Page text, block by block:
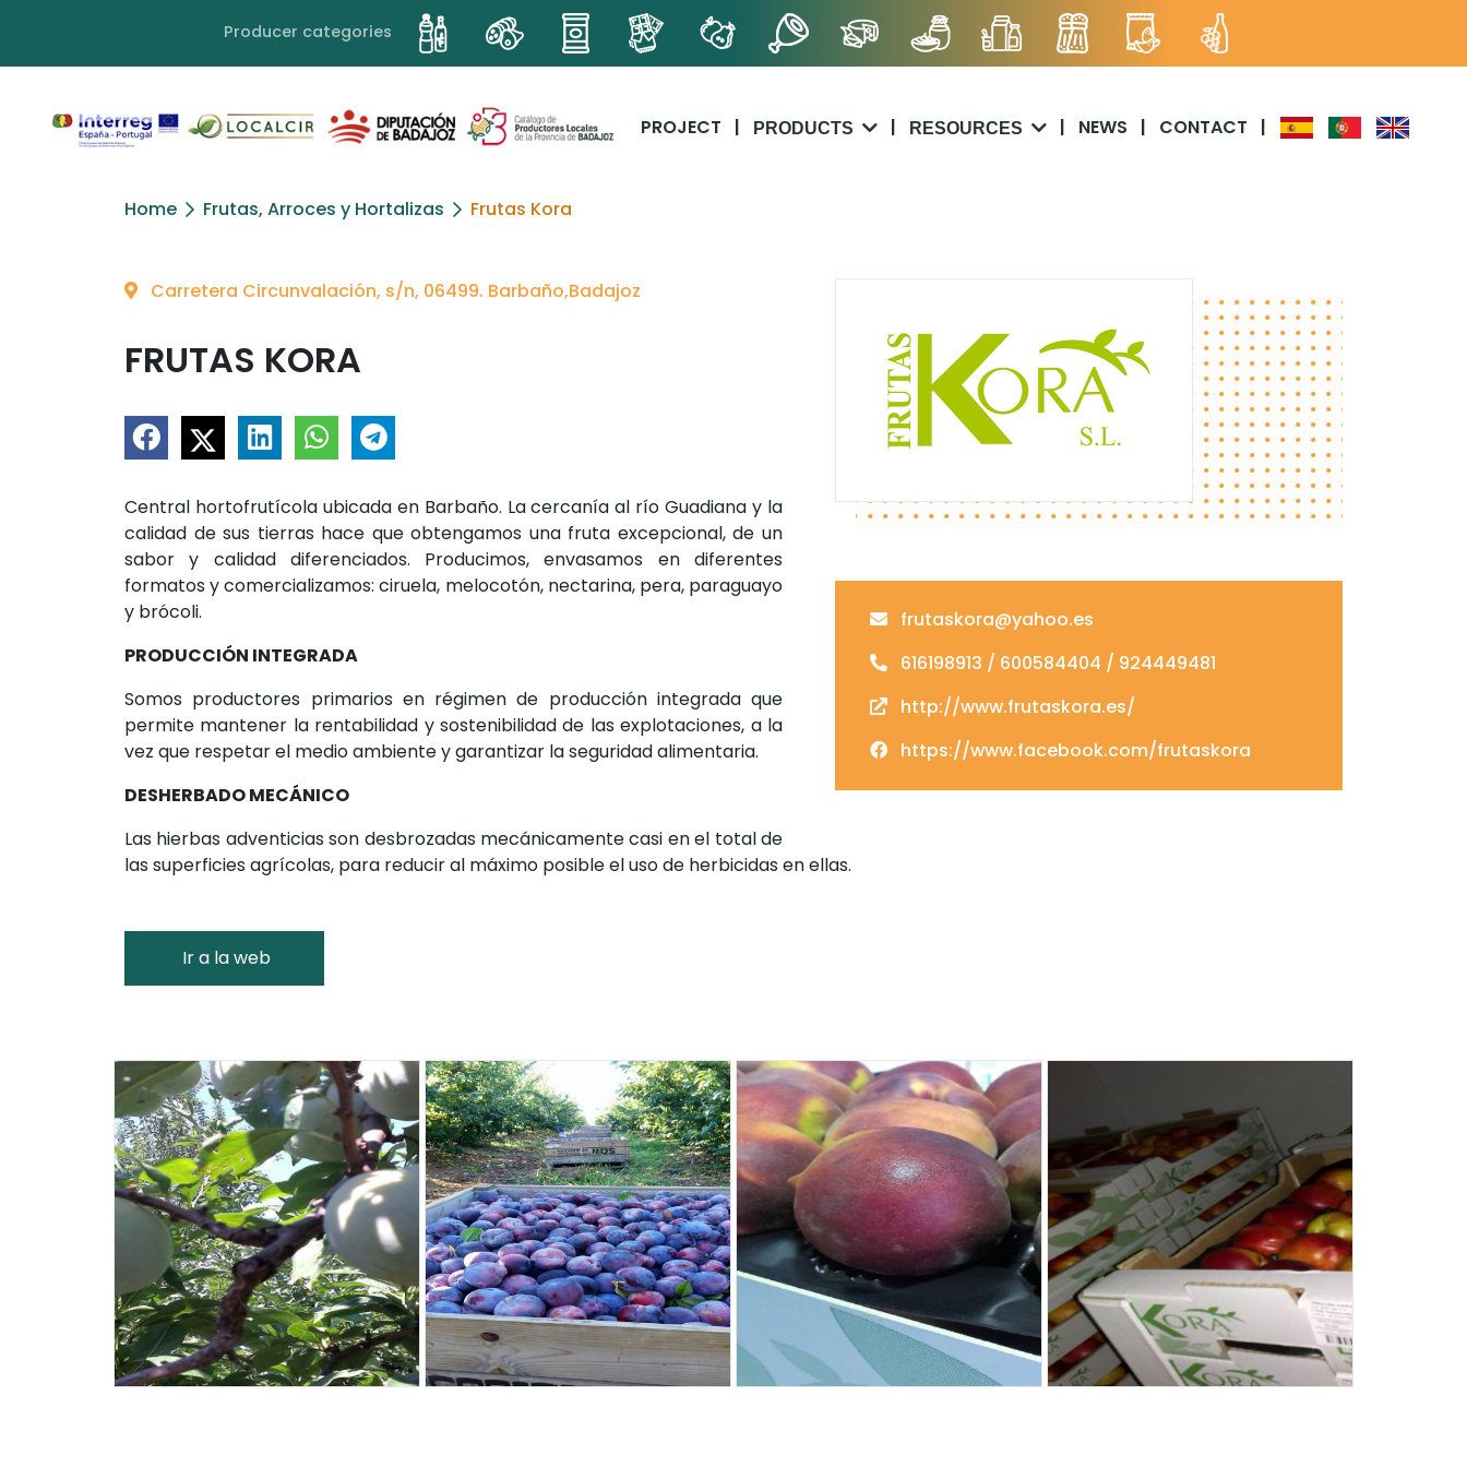
Producer categories
PROJECT | PRODUCTS | RESOURCES | NEWS | CONTACT |
Home Frutas, Arroces y Hortalizas Frutas Kora
frutaskora@yahoo.es
616198913 / 600584404 / 924449481
http://www.frutaskora.es/
https://www.facebook.com/frutaskora
Carretera Circunvalación, s/n, 06499. Barbaño,Badajoz
FRUTAS KORA
Central hortofrutícola ubicada en Barbaño. La cercanía al río Guadiana y la
calidad de sus tierras hace que obtengamos una fruta excepcional, de un
sabor y calidad diferenciados. Producimos, envasamos en diferentes
formatos y comercializamos: ciruela, melocotón, nectarina, pera, paraguayo
y brócoli.
PRODUCCIÓN INTEGRADA
Somos productores primarios en régimen de producción integrada que
permite mantener la rentabilidad y sostenibilidad de las explotaciones, a la
vez que respetar el medio ambiente y garantizar la seguridad alimentaria.
DESHERBADO MECÁNICO
Las hierbas adventicias son desbrozadas mecánicamente casi en el total de
las superficies agrícolas, para reducir al máximo posible el uso de herbicidas en ellas.
Ir a la web